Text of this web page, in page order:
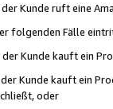
Kunde ruft eine
folgenden Fälle
Kunde kauft ein
Kunde kauft ein
oder